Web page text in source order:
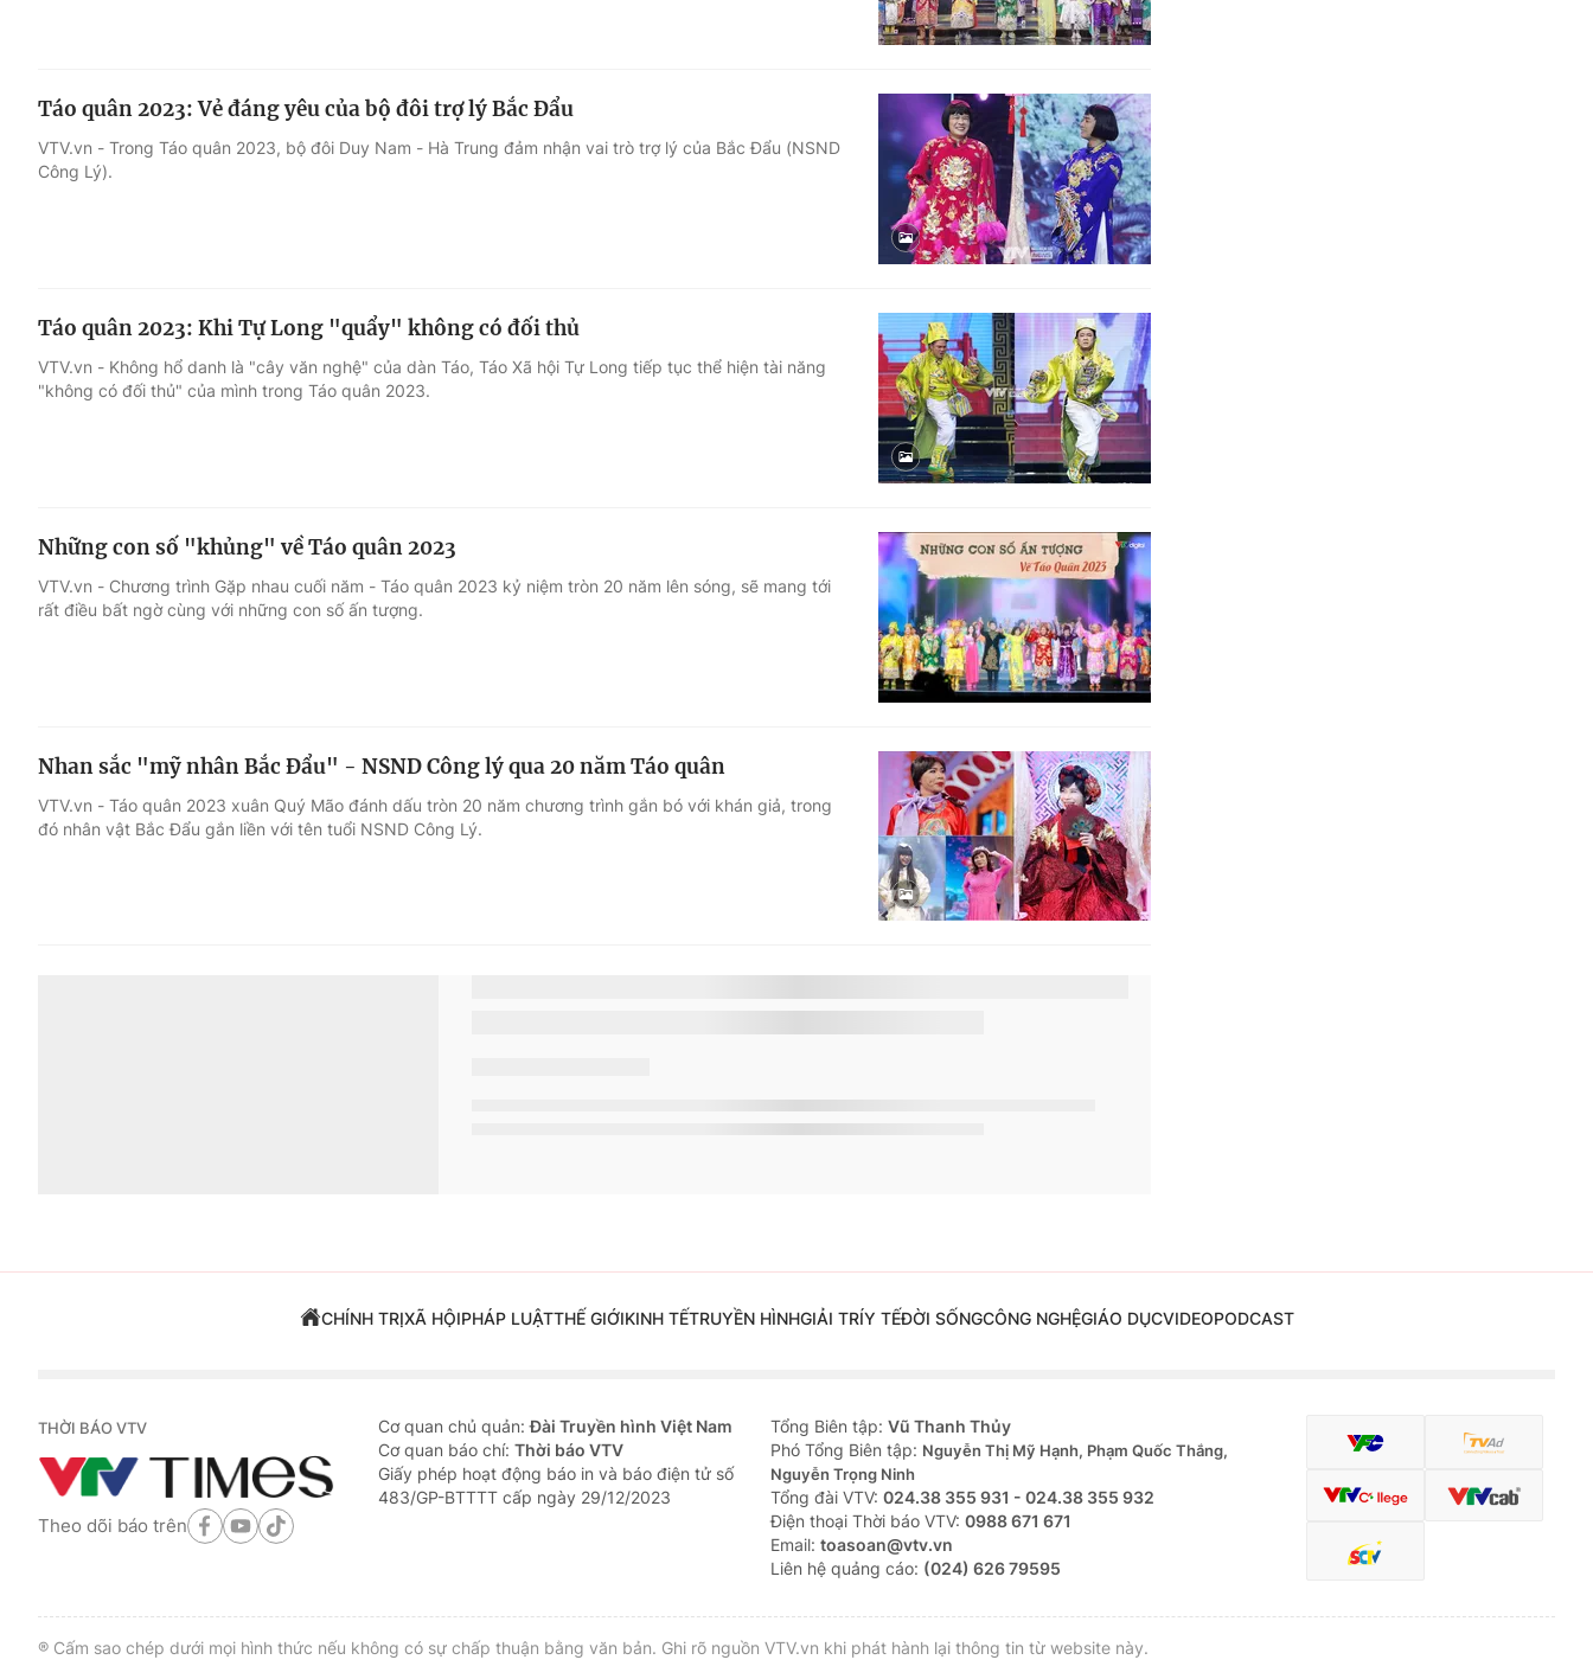
Táo quân 2023: Vẻ đáng yêu của bộ đôi trợ lý Bắc Đẩu
VTV.vn - Trong Táo quân 2023, bộ đôi Duy Nam - Hà Trung đảm nhận vai trò trợ lý của Bắc Đẩu (NSND
Công Lý).
Táo quân 2023: Khi Tự Long "quẩy" không có đối thủ
VTV.vn - Không hổ danh là "cây văn nghệ" của dàn Táo, Táo Xã hội Tự Long tiếp tục thể hiện tài năng
"không có đối thủ" của mình trong Táo quân 2023.
Những con số "khủng" về Táo quân 2023
VTV.vn - Chương trình Gặp nhau cuối năm - Táo quân 2023 kỷ niệm tròn 20 năm lên sóng, sẽ mang tới
rất điều bất ngờ cùng với những con số ấn tượng.
Nhan sắc "mỹ nhân Bắc Đẩu" - NSND Công lý qua 20 năm Táo quân
VTV.vn - Táo quân 2023 xuân Quý Mão đánh dấu tròn 20 năm chương trình gắn bó với khán giả, trong
đó nhân vật Bắc Đẩu gắn liền với tên tuổi NSND Công Lý.
CHÍNH TRỊXÃ HỘIPHÁP LUẬTTHẾ GIỚIKINH TẾTRUYỀN HÌNHGIẢI TRÍY TẾĐỜI SỐNGCÔNG NGHỆGIÁO DỤCVIDEOPODCAST
THỜI BÁO VTV
Theo dõi báo trên
Cơ quan chủ quản:Đài Truyền hình Việt Nam
Cơ quan báo chí: Thời báo VTV
Giấy phép hoạt động báo in và báo điện tử số
483/GP-BTTTT cấp ngày 29/12/2023
Tổng Biên tập: Vũ Thanh Thủy
Phó Tổng Biên tập: Nguyễn Thị Mỹ Hạnh, Phạm Quốc Thắng,
Nguyễn Trọng Ninh
Tổng đài VTV: 024.38 355 931 - 024.38 355 932
Ðiện thoại Thời báo VTV: 0988 671 671
Email: toasoan@vtv.vn
Liên hệ quảng cáo: (024) 626 79595
® Cấm sao chép dưới mọi hình thức nếu không có sự chấp thuận bằng văn bản. Ghi rõ nguồn VTV.vn khi phát hành lại thông tin từ website này.